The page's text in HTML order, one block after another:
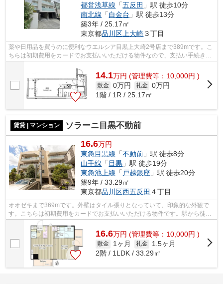
都営浅草線 「五反田 」駅 徒歩10分
南北線 「白金台 」駅 徒歩13分
築3年 / 25.17㎡
東京都品川区 上大崎３丁目
薬や日用品を買うのに便利なウエルシア目黒上大崎2号店まで389mです。こ
ちらは初期費用をカードでお支払いいただける物件なので、支払い手続きの
手間が省けます。周辺環境も良好で、魅...
14.1万円 (管理費等：10,000円 )
敷金 0万円 礼金 0万円
1階 / 1R / 25.17㎡
賃貸 | マンション ソラーニ目黒不動前
16.6万円
東急目黒線 「不動前 」駅 徒歩8分
山手線 「目黒 」駅 徒歩19分
東急池上線 「 戸越銀座 」駅 徒歩20分
築9年 / 33.29㎡
東京都品川区西五反田 ４丁目
オオゼキまで369mです。外壁はタイル張りとなっていて、印象的な外観で
す。こちらは初期費用をカードでお支払いいただける物件です。駅から徒歩
8分に立地する物件です。oomori@ideal-g...
16.6万円 (管理費等：10,000円 )
敷金 1ヶ月 礼金
1.5ヶ月
2階 / 1LDK / 33.29㎡